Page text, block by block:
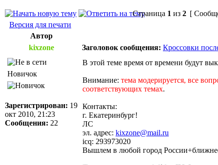
Страница 1 из 2 [
Версия для печати
Автор
kixzone
Заголовок сообщения: Кроссовки
Новичок
Зарегистрирован: 19
окт 2010, 21:23
Сообщения: 22
В этой теме время от времени будут
Внимание: тема модерируется, все
соответствующих темах.
Контакты:
г. Екатеринбург!
ЛС
эл. адрес: kixzone@mail.ru
icq: 293973020
Вышлем в любой город